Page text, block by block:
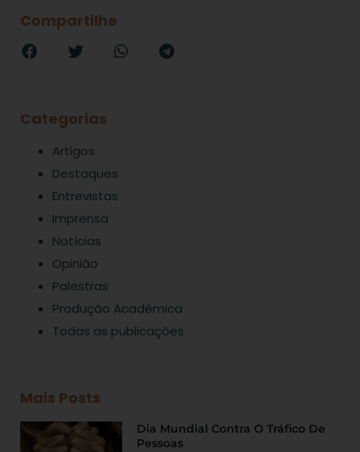
Compartilhe
Categorias
Artigos
Destaques
Entrevistas
Imprensa
Notícias
Opinião
Palestras
Produção Acadêmica
Todas as publicações
Mais Posts
Dia Mundial Contra O Tráfico De
Pessoas